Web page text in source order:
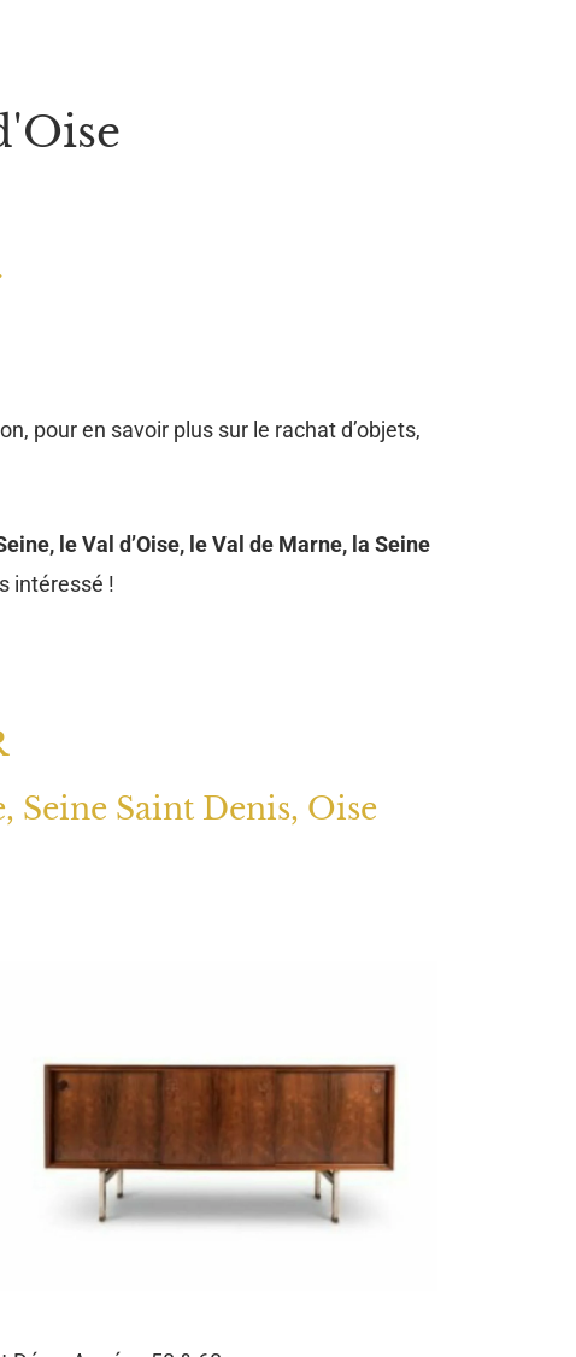
pour en savoir plus sur le rachat d’objets,
le Val d’Oise, le Val de Marne, la Seine
intéressé !
Seine Saint Denis, Oise